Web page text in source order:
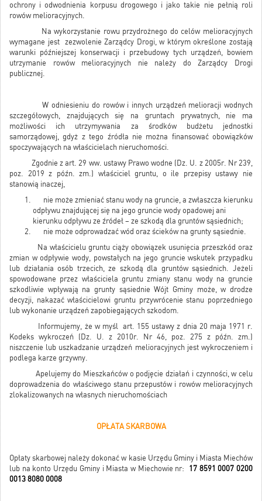
ochrony i odwodnienia korpusu drogowego i jako takie nie pełnią roli
rowów melioracyjnych.
Na wykorzystanie rowu przydrożnego do celów melioracyjnych
wymagane jest zezwolenie Zarządcy Drogi, w którym określone zostają
warunki późniejszej konserwacji i przebudowy tych urządzeń, bowiem
utrzymanie rowów melioracyjnych nie należy do Zarządcy Drogi
publicznej.
W odniesieniu do rowów i innych urządzeń melioracji wodnych
szczegółowych, znajdujących się na gruntach prywatnych, nie ma
możliwości ich utrzymywania za środków budżetu jednostki
samorządowej, gdyż z tego źródła nie można finansować obowiązków
spoczywających na właścicielach nieruchomości.
Zgodnie z art. 29 ww. ustawy Prawo wodne (Dz. U. z 2005r. Nr 239,
poz. 2019 z późn. zm.) właściciel gruntu, o ile przepisy ustawy nie
stanowią inaczej,
nie może zmieniać stanu wody na gruncie, a zwłaszcza kierunku
odpływu znajdującej się na jego gruncie wody opadowej ani
kierunku odpływu ze źródeł – ze szkodą dla gruntów sąsiednich;
nie może odprowadzać wód oraz ścieków na grunty sąsiednie.
Na właścicielu gruntu ciąży obowiązek usunięcia przeszkód oraz
zmian w odpływie wody, powstałych na jego gruncie wskutek przypadku
lub działania osób trzecich, ze szkodą dla gruntów sąsiednich. Jeżeli
spowodowane przez właściciela gruntu zmiany stanu wody na gruncie
szkodliwie wpływają na grunty sąsiednie Wójt Gminy może, w drodze
decyzji, nakazać właścicielowi gruntu przywrócenie stanu poprzedniego
lub wykonanie urządzeń zapobiegających szkodom.
Informujemy, że w myśl art. 155 ustawy z dnia 20 maja 1971 r.
Kodeks wykroczeń (Dz. U. z 2010r. Nr 46, poz. 275 z późn. zm.)
niszczenie lub uszkadzanie urządzeń melioracyjnych jest wykroczeniem i
podlega karze grzywny.
Apelujemy do Mieszkańców o podjęcie działań i czynności, w celu
doprowadzenia do właściwego stanu przepustów i rowów melioracyjnych
zlokalizowanych na własnych nieruchomościach
OPŁATA SKARBOWA
Opłaty skarbowej należy dokonać w kasie Urzędu Gminy i Miasta Miechów
lub na konto Urzędu Gminy i Miasta w Miechowie nr:
17 8591 0007 0200
0013 8080 0008